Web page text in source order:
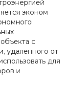
эконом
с
удаленного от
для
и